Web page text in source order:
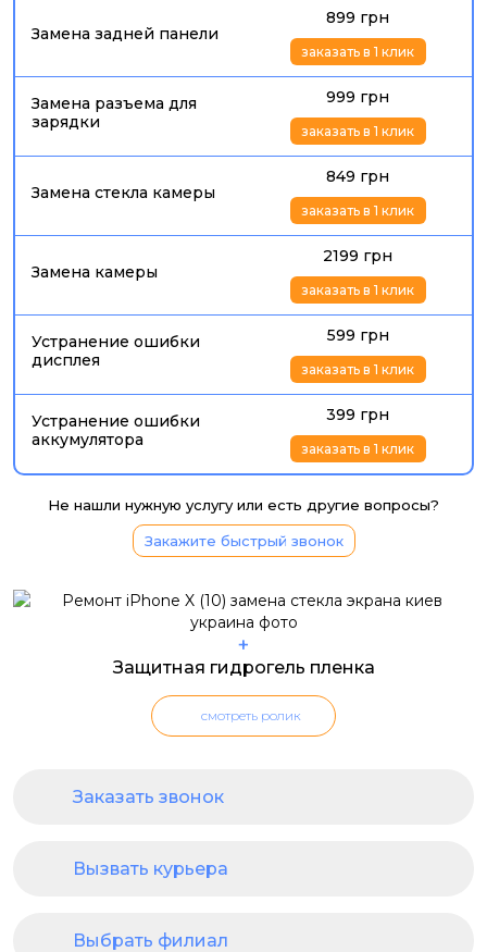
Замена задней панели
899 грн
заказать в 1 клик
Замена разъема для
зарядки
999 грн
заказать в 1 клик
Замена стекла камеры
849 грн
заказать в 1 клик
Замена камеры
2199 грн
заказать в 1 клик
Устранение ошибки
дисплея
599 грн
заказать в 1 клик
Устранение ошибки
аккумулятора
399 грн
заказать в 1 клик
Не нашли нужную услугу или есть другие вопросы?
Закажите быстрый звонок
+
Защитная гидрогель пленка
смотреть ролик
Заказать звонок
Вызвать курьера
Выбрать филиал